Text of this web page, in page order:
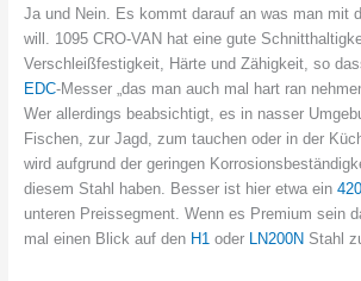
Ja und Nein. Es kommt darauf an was man mit
will. 1095 CRO-VAN hat eine gute
Verschleißfestigkeit, Härte und Zähigkeit, so
EDC-Messer „das man auch mal hart ran
Wer allerdings beabsichtigt, es in nasser
Fischen, zur Jagd, zum tauchen oder in der
wird aufgrund der geringen
diesem Stahl haben. Besser ist hier etwa ein
unteren Preissegment. Wenn es Premium sein
mal einen Blick auf den H1oder LN200N Stahl